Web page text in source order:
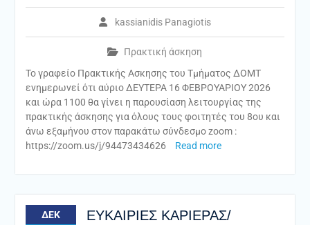
kassianidis Panagiotis
Πρακτική άσκηση
Το γραφείο Πρακτικής Ασκησης του Τμήματος ΔΟΜΤ
ενημερωνεί ότι αύριο ΔΕΥΤΕΡΑ 16 ΦΕΒΡΟΥΑΡΙΟΥ 2026
και ώρα 1100 θα γίνει η παρουσίαση λειτουργίας της
πρακτικής άσκησης για όλους τους φοιτητές του 8ου και
άνω εξαμήνου στον παρακάτω σύνδεσμο zoom :
https://zoom.us/j/94473434626
Read more
ΔΕΚ
ΕΥΚΑΙΡΙΕΣ ΚΑΡΙΕΡΑΣ/